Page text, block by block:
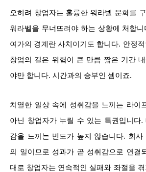
오히려 창업자는 훌륭한 워라벨 문화를
워라벨을 무너뜨려야 하는 상황에 처합
여가의 경계란 사치이기도 합니다. 안정
창업의 길은 위험이 큰 만큼 짧은 기간
야만 합니다. 시간과의 승부인 셈이죠.
치열한 일상 속에 성취감을 느끼는 라이
아닌 창업자가 누릴 수 있는 특권입니다.
감을 느끼는 빈도가 높지 않습니다. 회사
의 일이므로 성과가 곧 성취감으로 연결
대로 창업자는 연속적인 실패와 좌절을